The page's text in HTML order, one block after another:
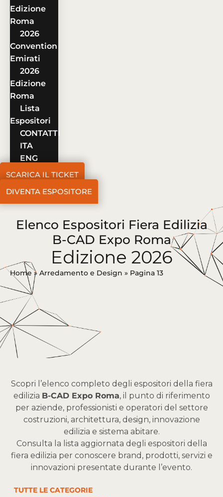
Edizione
Roma
2026
Convention
Emirati
2026
Edizione
Roma
Lista
Espositori
CONTATTI
ITA
ENG
SCARICA IL TICKET
DIVENTA ESPOSITORE
Elenco Espositori Fiera Edilizia
B-CAD Expo Roma
Edizione 2026
Home» Arredamento e Design » Pagina 13
Scopri l’elenco completo degli espositori della fiera
edilizia B-CAD Expo Roma, il punto di riferimento
per aziende, professionisti e operatori del settore
costruzioni, architettura, design, innovazione
edilizia e sistema abitare.
Consulta la lista aggiornata degli espositori della
fiera edilizia per conoscere brand, prodotti, servizi e
innovazioni presentate durante l’evento.
TUTTE LE CATEGORIE